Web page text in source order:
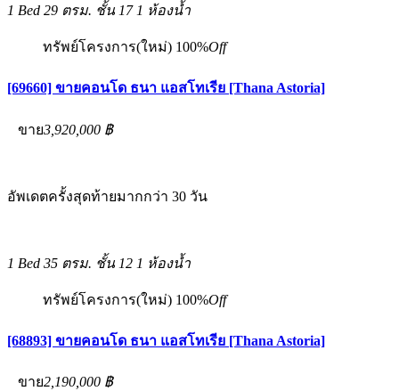
1 Bed 29 ตรม. ชั้น 17 1 ห้องน้ำ
ทรัพย์โครงการ(ใหม่) 100%Off
[69660] ขายคอนโด ธนา แอสโทเรีย [Thana Astoria]
ขาย3,920,000 ฿
อัพเดตครั้งสุดท้ายมากกว่า 30 วัน
1 Bed 35 ตรม. ชั้น 12 1 ห้องน้ำ
ทรัพย์โครงการ(ใหม่) 100%Off
[68893] ขายคอนโด ธนา แอสโทเรีย [Thana Astoria]
ขาย2,190,000 ฿